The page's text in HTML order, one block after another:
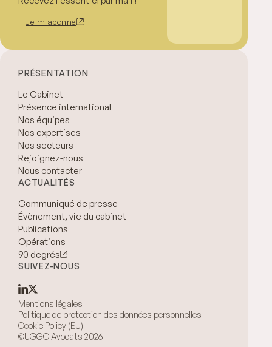
Je m'abonne
PRÉSENTATION
Le Cabinet
Présence international
Nos équipes
Nos expertises
Nos secteurs
Rejoignez-nous
Nous contacter
ACTUALITÉS
Communiqué de presse
Évènement, vie du cabinet
Publications
Opérations
90 degrés
SUIVEZ-NOUS
Mentions légales
Politique de protection des données personnelles
Cookie Policy (EU)
©UGGC Avocats 2026